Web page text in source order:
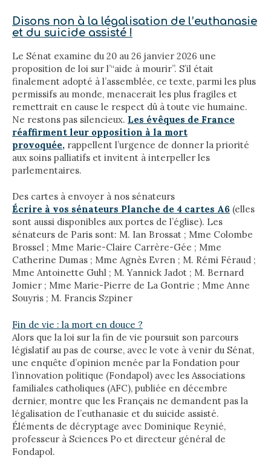
Disons non à la légalisation de l’euthanasie
et du suicide assisté !
Le Sénat examine du 20 au 26 janvier 2026 une
proposition de loi sur l’“aide à mourir”. S’il était
finalement adopté à l’assemblée, ce texte, parmi les plus
permissifs au monde, menacerait les plus fragiles et
remettrait en cause le respect dû à toute vie humaine.
Ne restons pas silencieux. Les évêques de France
réaffirment leur opposition à la mort
provoquée, rappellent l’urgence de donner la priorité
aux soins palliatifs et invitent à interpeller les
parlementaires.
Des cartes à envoyer à nos sénateurs
Écrire à vos sénateurs Planche de 4 cartes A6 (elles
sont aussi disponibles aux portes de l’église). Les
sénateurs de Paris sont: M. Ian Brossat ; Mme Colombe
Brossel ; Mme Marie-Claire Carrère-Gée ; Mme
Catherine Dumas ; Mme Agnès Evren ; M. Rémi Féraud ;
Mme Antoinette Guhl ; M. Yannick Jadot ; M. Bernard
Jomier ; Mme Marie-Pierre de La Gontrie ; Mme Anne
Souyris ; M. Francis Szpiner
Fin de vie : la mort en douce ?
Alors que la loi sur la fin de vie poursuit son parcours
législatif au pas de course, avec le vote à venir du Sénat,
une enquête d’opinion menée par la Fondation pour
l’innovation politique (Fondapol) avec les Associations
familiales catholiques (AFC), publiée en décembre
dernier, montre que les Français ne demandent pas la
légalisation de l’euthanasie et du suicide assisté.
Éléments de décryptage avec Dominique Reynié,
professeur à Sciences Po et directeur général de
Fondapol.